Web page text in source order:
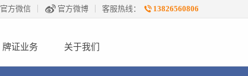
官方微信 官方微博 客服热线： 13826560806
牌证业务 关于我们